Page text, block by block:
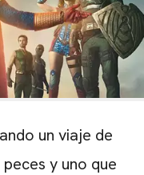
un viaje de
y uno que